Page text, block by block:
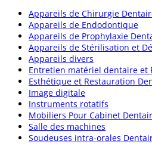
Appareils de Chirurgie
Appareils de Endodontique
Appareils de Prophylaxie
Appareils de Stérilisation et
Appareils divers
Entretien matériel dentaire et
Esthétique et Restauration
Image digitale
Instruments rotatifs
Mobiliers Pour Cabinet
Salle des machines
Soudeuses intra-orales